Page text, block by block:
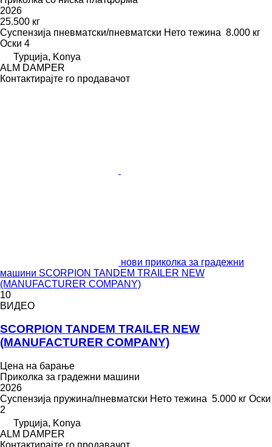
2026
25.500 кг
Суспензија пневматски/пневматски Нето тежина 8.000 кг
Оски 4
Турција, Konya
ALM DAMPER
Контактирајте го продавачот
нови приколка за градежни
машини SCORPION TANDEM TRAILER NEW
(MANUFACTURER COMPANY)
10
ВИДЕО
SCORPION TANDEM TRAILER NEW
(MANUFACTURER COMPANY)
Цена на барање
Приколка за градежни машини
2026
Суспензија пружина/пневматски Нето тежина 5.000 кг Оски
2
Турција, Konya
ALM DAMPER